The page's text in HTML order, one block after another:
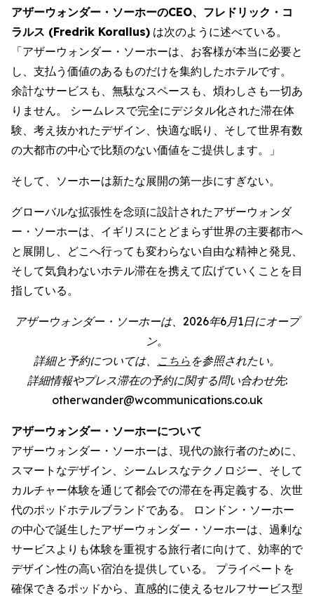
アザーウォンダー・ソーホーのCEO、フレドリック・コ
ラルス (Fredrik Korallus) は次のように述べている。
「アザーウォンダー・ソーホーは、お客様が本当に必要と
し、支払う価値のあるものだけを集約したホテルです。
余計なサービスも、無駄なスペースも、煩わしさも一切あ
りません。 シームレスで完全にデジタル化された滞在体
験、考え抜かれたデザイン、快適な眠り、そして世界有数
の大都市の中心で比類のない価値をご提供します。」
そして、ソーホーは新たな展開の第一歩にすぎない。
グローバルな拡張性を念頭に設計されたアザーウォンダ
ー・ソーホーは、イギリスにとどまらず世界の主要都市へ
と展開し、どこへ行っても変わらない自由な精神と発見、
そして気負わないホテル滞在を携えて広げていくことを目
指している。
アザーウォンダー・ソーホーは、2026年6月1日にオープ
ン。
詳細と予約については、 こちら を参照されたい。
詳細情報やプレス滞在の予約に関する問い合わせ先:
otherwander@wcommunications.co.uk
アザーウォンダー・ソーホーについて
アザーウォンダー・ソーホーは、現代の旅行者のために、
スマートなデザイン、シームレスなテクノロジー、そして
カルチャー体験を通じて都会での滞在を再定義する、次世
代のポッドホテルブランドである。 ロンドン・ソーホー
の中心で誕生したアザーウォンダー・ソーホーは、過剰な
サービスよりも体験を重視する旅行者に向けて、効率的で
デザイン性の高い宿泊を提供している。 プライベートを
確保できるポッドから、直感的に使えるセルフサービス型